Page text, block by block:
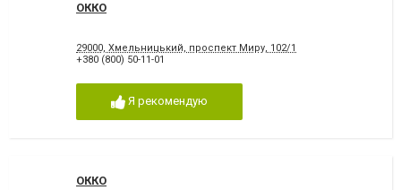
ОККО
29000, Хмельницький, проспект Миру, 102/1
+380 (800) 50-11-01
Я рекомендую
ОККО